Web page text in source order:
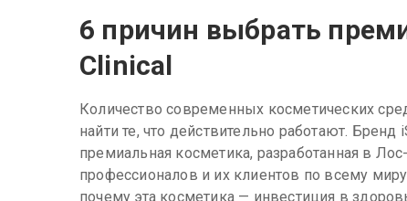
6 причин выбрать
Clinical
Количество современных косметических
найти те, что действительно работают.
премиальная косметика, разработанная в
профессионалов и их клиентов по всему
почему эта косметика — инвестиция в